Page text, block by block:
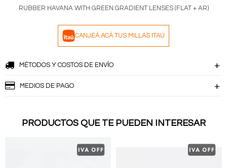
RUBBER HAVANA WITH GREEN GRADIENT LENSES (FLAT + AR)
CANJEÁ ACÁ TUS MILLAS ITAÚ
MÉTODOS Y COSTOS DE ENVÍO
MEDIOS DE PAGO
PRODUCTOS QUE TE PUEDEN INTERESAR